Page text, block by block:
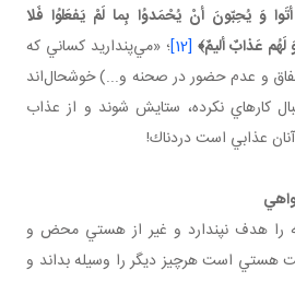
وَ يُحِبّونَ أنْ يُحْمَدوُا بِما لَمْ يَفعَلوُا فَلا
عَذابٌ أليمٌ﴾ [12]؛ «مي‌پنداريد كساني كه
نفاق و عدم حضور در صحنه و...) خوشحال‌اند
كارهاي نكرده، ستايش شوند و از عذاب
آنان عذابي است دردناك!
را هدف نپندارد و غير از هستي محض و
هستي است هرچيز ديگر را وسيله بداند و